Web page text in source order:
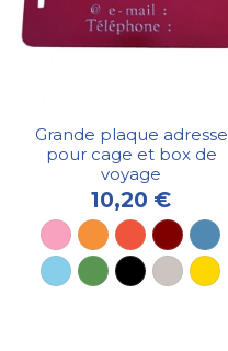
Grande plaque adresse
pour cage et box de
voyage
10,20 €